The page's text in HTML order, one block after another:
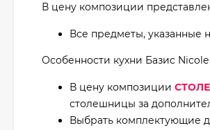
В цену композиции
Все предметы, указанные
Особенности кухни Базис
В цену композиции
столешницы за
Выбрать комплектующие